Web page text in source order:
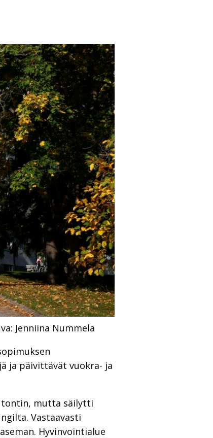
Jenniina Nummela
ja päivittävät vuokra- ja
tontin, mutta säilytti
Vastaavasti
Hyvinvointialue